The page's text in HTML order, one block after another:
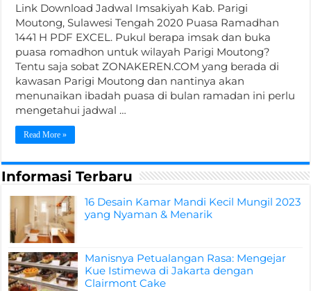
Link Download Jadwal Imsakiyah Kab. Parigi
Moutong, Sulawesi Tengah 2020 Puasa Ramadhan
1441 H PDF EXCEL. Pukul berapa imsak dan buka
puasa romadhon untuk wilayah Parigi Moutong?
Tentu saja sobat ZONAKEREN.COM yang berada di
kawasan Parigi Moutong dan nantinya akan
menunaikan ibadah puasa di bulan ramadan ini perlu
mengetahui jadwal …
Read More »
Informasi Terbaru
16 Desain Kamar Mandi Kecil Mungil 2023
yang Nyaman & Menarik
Manisnya Petualangan Rasa: Mengejar
Kue Istimewa di Jakarta dengan
Clairmont Cake